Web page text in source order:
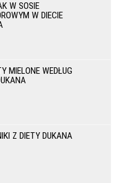
W SOSIE
W DIECIE
MIELONE WEDŁUG
Z DIETY DUKANA